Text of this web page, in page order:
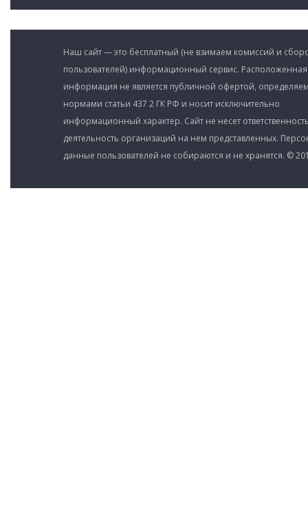
Наш сайт — это бесплатный (не взимаем комиссий и
пользователей) информационный сервис.
информация не является публичной офертой,
нормами статьи 437 2 ГК РФ и носит исключительно
информационный характер. Сайт не несет
деятельность организаций на нем представленных.
данные пользователей не собираются и не хранятся. ©